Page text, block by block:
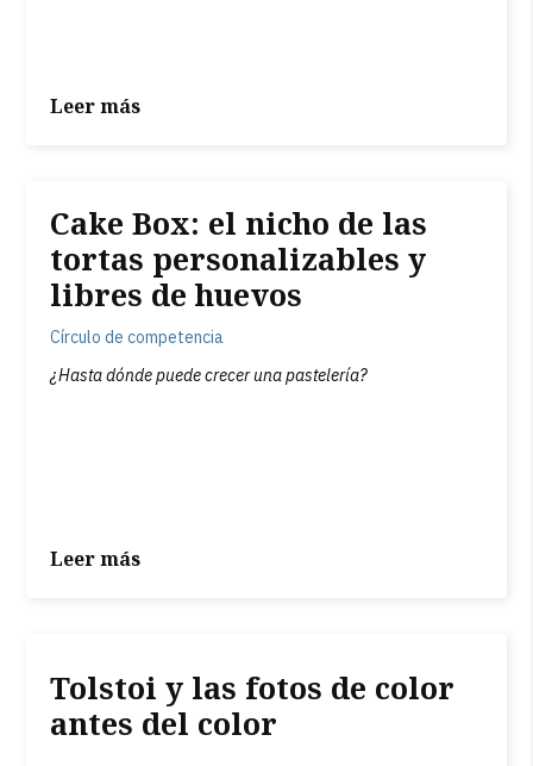
Leer más
Cake Box: el nicho de las
tortas personalizables y
libres de huevos
Círculo de competencia
¿Hasta dónde puede crecer una pastelería?
Leer más
Tolstoi y las fotos de color
antes del color